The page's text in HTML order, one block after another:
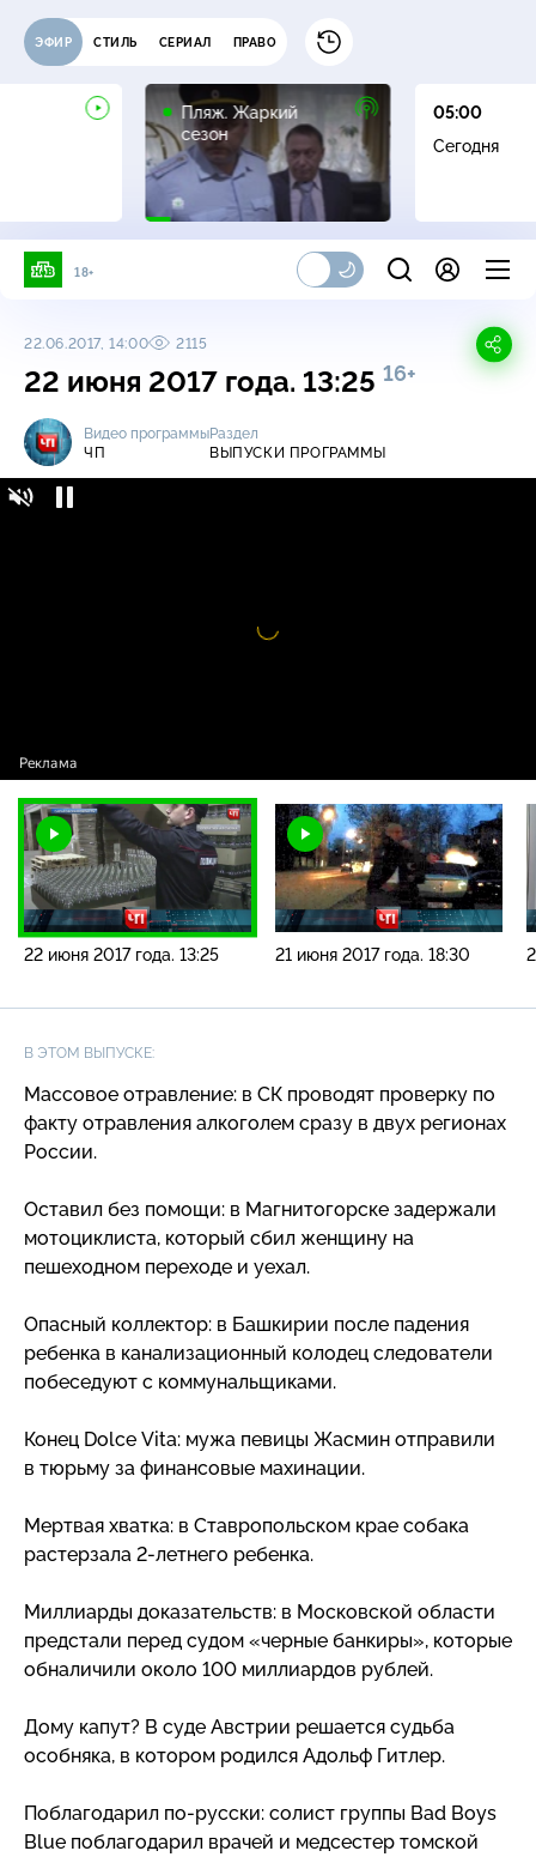
ЭФИР СТИЛЬ СЕРИАЛ ПРАВО
Пляж. Жаркий
сезон
16+
05:00
Сегодня
18+
22.06.2017, 14:00 2115
22 июня 2017 года. 13:25 16+
Видео программы
ЧП
Раздел
ВЫПУСКИ ПРОГРАММЫ
Видео
проигрыватель
22 июня 2017 года. 13:25 21 июня 2017 года. 18:30
В ЭТОМ ВЫПУСКЕ:
Массовое отравление: в СК проводят проверку по
факту отравления алкоголем сразу в двух регионах
России.
Оставил без помощи: в Магнитогорске задержали
мотоциклиста, который сбил женщину на
пешеходном переходе и уехал.
Опасный коллектор: в Башкирии после падения
ребенка в канализационный колодец следователи
побеседуют с коммунальщиками.
Конец Dolce Vita: мужа певицы Жасмин отправили
в тюрьму за финансовые махинации.
Мертвая хватка: в Ставропольском крае собака
растерзала 2-летнего ребенка.
Миллиарды доказательств: в Московской области
предстали перед судом «черные банкиры», которые
обналичили около 100 миллиардов рублей.
Дому капут? В суде Австрии решается судьба
особняка, в котором родился Адольф Гитлер.
Поблагодарил по-русски: солист группы Bad Boys
Blue поблагодарил врачей и медсестер томской